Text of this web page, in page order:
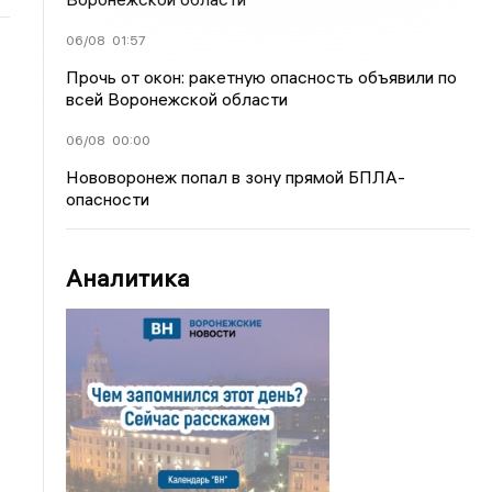
06/08 01:57
Прочь от окон: ракетную опасность объявили по
всей Воронежской области
06/08 00:00
Нововоронеж попал в зону прямой БПЛА-
опасности
Аналитика